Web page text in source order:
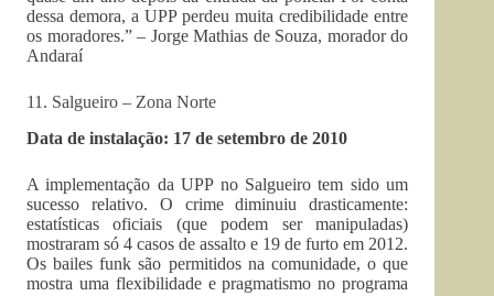
dessa demora, a UPP perdeu muita credibilidade entre
os moradores.” – Jorge Mathias de Souza, morador do
Andaraí
11. Salgueiro – Zona Norte
Data de instalação: 17 de setembro de 2010
A implementação da UPP no Salgueiro tem sido um
sucesso relativo. O crime diminuiu drasticamente:
estatísticas oficiais (que podem ser manipuladas)
mostraram só 4 casos de assalto e 19 de furto em 2012.
Os bailes funk são permitidos na comunidade, o que
mostra uma flexibilidade e pragmatismo no programa